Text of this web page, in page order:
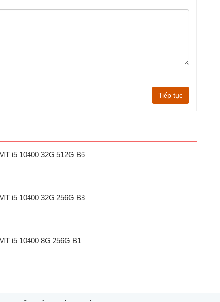
Tiếp tục
i5 10400 32G 512G B6
i5 10400 32G 256G B3
i5 10400 8G 256G B1